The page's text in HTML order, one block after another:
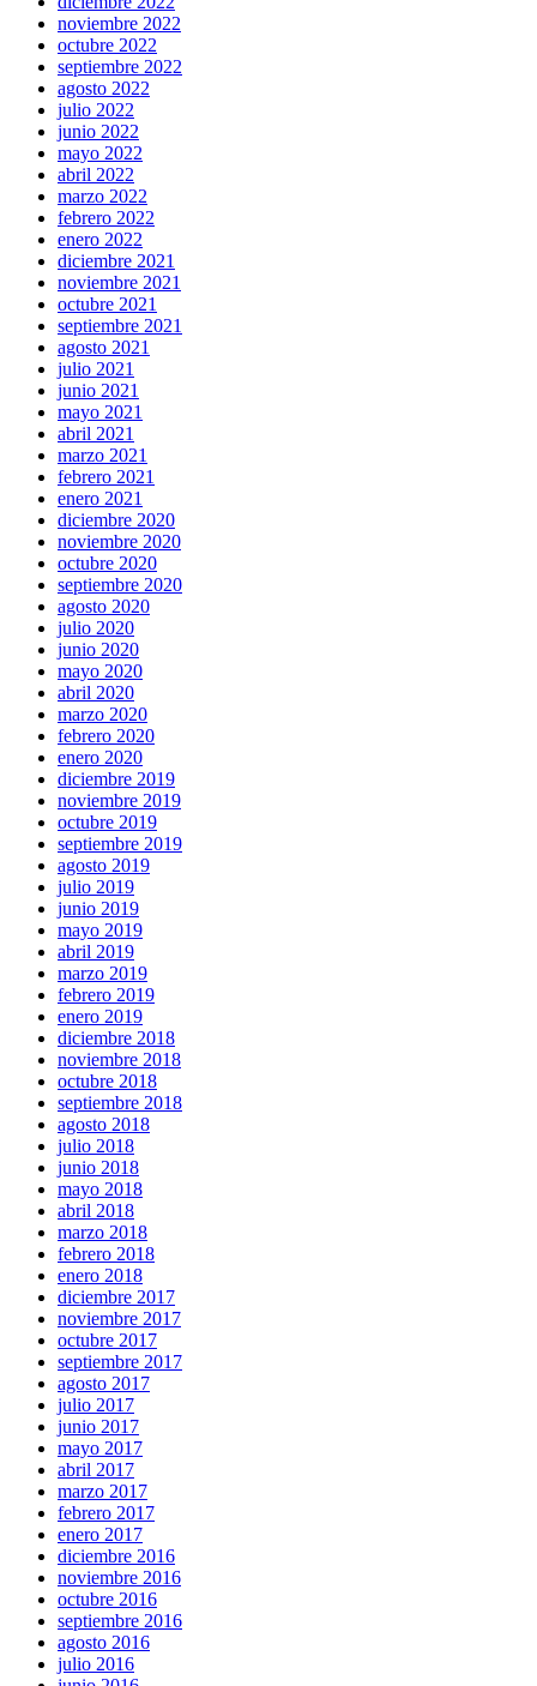
noviembre 2022
octubre 2022
septiembre 2022
agosto 2022
julio 2022
junio 2022
mayo 2022
abril 2022
marzo 2022
febrero 2022
enero 2022
diciembre 2021
noviembre 2021
octubre 2021
septiembre 2021
agosto 2021
julio 2021
junio 2021
mayo 2021
abril 2021
marzo 2021
febrero 2021
enero 2021
diciembre 2020
noviembre 2020
octubre 2020
septiembre 2020
agosto 2020
julio 2020
junio 2020
mayo 2020
abril 2020
marzo 2020
febrero 2020
enero 2020
diciembre 2019
noviembre 2019
octubre 2019
septiembre 2019
agosto 2019
julio 2019
junio 2019
mayo 2019
abril 2019
marzo 2019
febrero 2019
enero 2019
diciembre 2018
noviembre 2018
octubre 2018
septiembre 2018
agosto 2018
julio 2018
junio 2018
mayo 2018
abril 2018
marzo 2018
febrero 2018
enero 2018
diciembre 2017
noviembre 2017
octubre 2017
septiembre 2017
agosto 2017
julio 2017
junio 2017
mayo 2017
abril 2017
marzo 2017
febrero 2017
enero 2017
diciembre 2016
noviembre 2016
octubre 2016
septiembre 2016
agosto 2016
julio 2016